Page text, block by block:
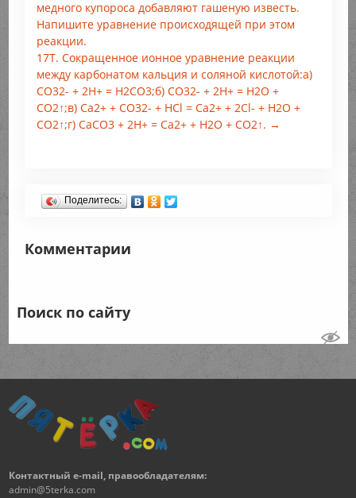
медного купороса добавляют гашеную известь.
Напишите уравнение происходящей при этом
реакции.
17Т. Сокращенное ионное уравнение реакции
между карбонатом кальция и соляной кислотой:а)
СО32- + 2Н+ = Н2CO3;б) CO32- + 2Н+ = Н2O +
CO2↑;в) Са2+ + СО32- + HCl = Са2+ + 2Cl- + Н2O +
CO2↑;г) СаСO3 + 2Н+ = Са2+ + Н2O + CO2↑. →
Поделитесь:
Комментарии
Поиск по сайту
Контактный e-mail, правообладателям:
admin@5terka.com